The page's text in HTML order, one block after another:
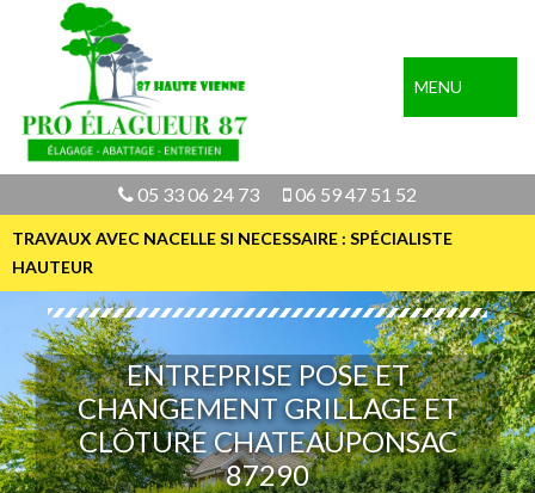
MENU
05 33 06 24 73 06 59 47 51 52
TRAVAUX AVEC NACELLE SI NECESSAIRE : SPÉCIALISTE
HAUTEUR
ENTREPRISE POSE ET
CHANGEMENT GRILLAGE ET
CLÔTURE CHATEAUPONSAC
87290